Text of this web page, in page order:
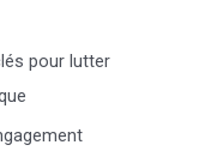
pour lutter